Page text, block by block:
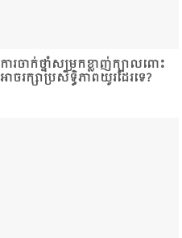
ការចាក់​ថ្នាំ​សម្រក​ខ្លាញ់​ក្បាល​ពោះ
អាចរក្សាប្រសិទ្ធិភាពយូរ​ដែរ​ទេ?